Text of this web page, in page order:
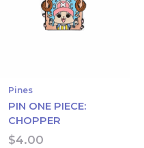
Pines
PIN ONE PIECE:
CHOPPER
$4.00